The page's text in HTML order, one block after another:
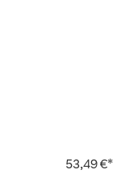
53,49 €*